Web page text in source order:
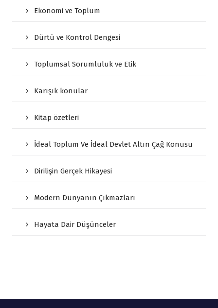
Ekonomi ve Toplum
Dürtü ve Kontrol Dengesi
Toplumsal Sorumluluk ve Etik
Karışık konular
Kitap özetleri
İdeal Toplum Ve İdeal Devlet Altın Çağ Konusu
Dirilişin Gerçek Hikayesi
Modern Dünyanın Çıkmazları
Hayata Dair Düşünceler